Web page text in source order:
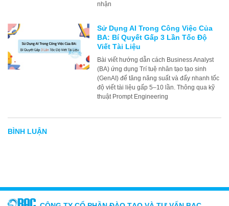
nhận
Sử Dụng AI Trong Công Việc Của
BA: Bí Quyết Gấp 3 Lần Tốc Độ
Viết Tài Liệu
Bài viết hướng dẫn cách Business Analyst
(BA) ứng dụng Trí tuệ nhân tạo tạo sinh
(GenAI) để tăng năng suất và đẩy nhanh tốc
độ viết tài liệu gấp 5–10 lần. Thông qua kỹ
thuật Prompt Engineering
BÌNH LUẬN